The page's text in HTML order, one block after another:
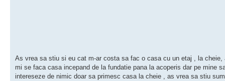
As vrea sa stiu si eu cat m-ar costa sa fac o casa cu un etaj , la cheie,
mi se faca casa incepand de la fundatie pana la acoperis dar pe mine
intereseze de nimic doar sa primesc casa la cheie , as vrea sa stiu